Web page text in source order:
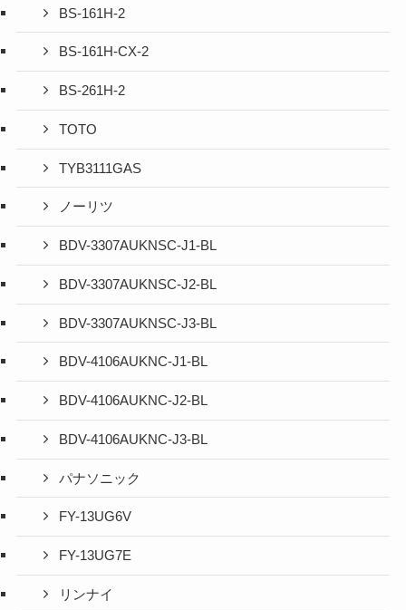
BS-161H-2
BS-161H-CX-2
BS-261H-2
TOTO
TYB3111GAS
ノーリツ
BDV-3307AUKNSC-J1-BL
BDV-3307AUKNSC-J2-BL
BDV-3307AUKNSC-J3-BL
BDV-4106AUKNC-J1-BL
BDV-4106AUKNC-J2-BL
BDV-4106AUKNC-J3-BL
パナソニック
FY-13UG6V
FY-13UG7E
リンナイ